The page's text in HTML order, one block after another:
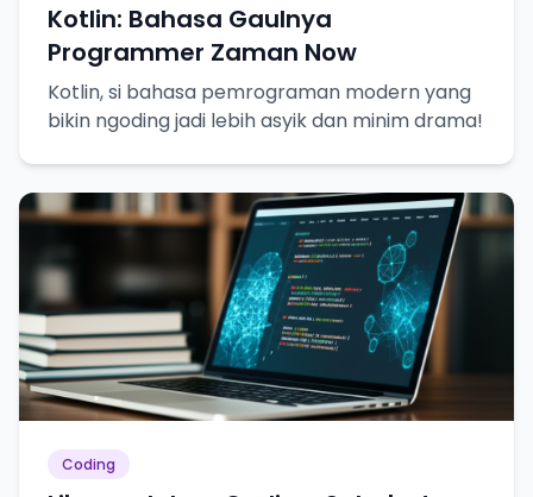
Kotlin: Bahasa Gaulnya
Programmer Zaman Now
Kotlin, si bahasa pemrograman modern yang
bikin ngoding jadi lebih asyik dan minim drama!
Coding